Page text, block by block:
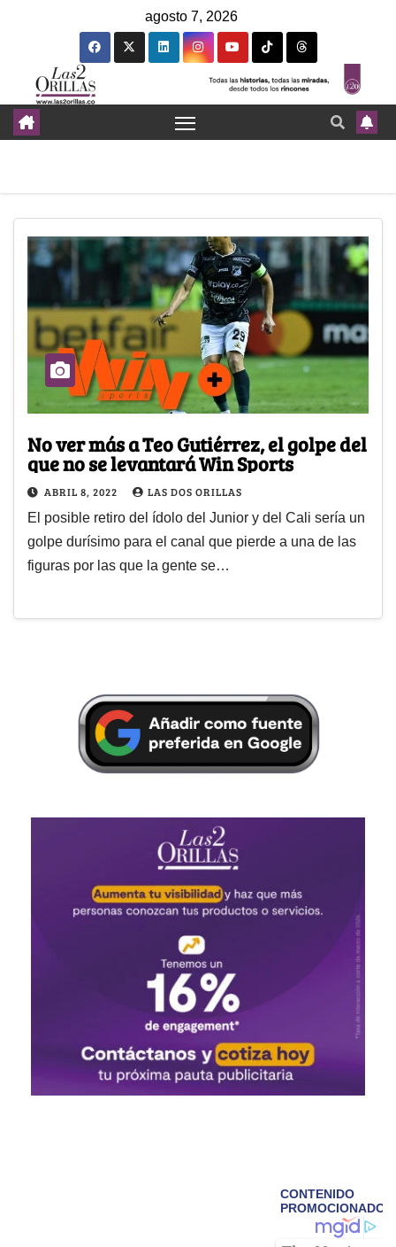
agosto 7, 2026
No ver más a Teo Gutiérrez, el golpe del
que no se levantará Win Sports
ABRIL 8, 2022 LAS DOS ORILLAS
El posible retiro del ídolo del Junior y del Cali sería un
golpe durísimo para el canal que pierde a una de las
figuras por las que la gente se…